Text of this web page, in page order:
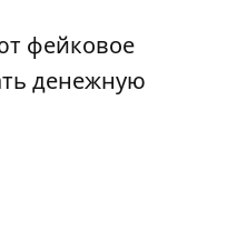
фейковое
денежную